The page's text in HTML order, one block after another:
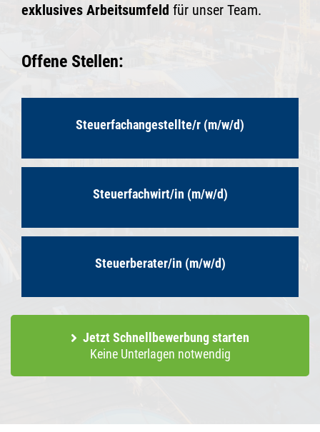
exklusives Arbeitsumfeld für unser Team.
Offene Stellen:
Steuerfachangestellte/r (m/w/d)
Steuerfachwirt/in (m/w/d)
Steuerberater/in (m/w/d)
Jetzt Schnellbewerbung starten
Keine Unterlagen notwendig